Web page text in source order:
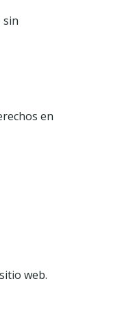
sin
en
web.